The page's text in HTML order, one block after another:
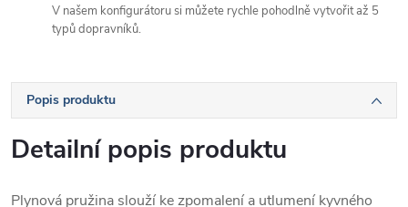
V našem konfigurátoru si můžete rychle pohodlně vytvořit až 5
typů dopravníků.
Popis produktu
Detailní popis produktu
Plynová pružina slouží ke zpomalení a utlumení kyvného